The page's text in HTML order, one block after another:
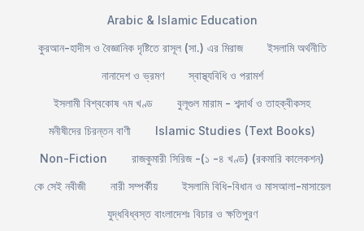
Arabic & Islamic Education
কুরআন-হাদীস ও বৈজ্ঞানিক দৃষ্টিতে রাসূল (সা.) এর মিরাজ
ইসলামি অর্থনীতি
নানাদেশ ও ভ্রমণ
স্বাস্থ্যবিধি ও পরামর্শ
ইসলামী বিশ্বকোষ ৭ম খণ্ড
বুলূগুল মারাম - শব্দার্থ ও তাহক্বীকসহ
মনীষীদের চিরন্তন বাণী
Islamic Studies (Text Books)
Non-Fiction
রাজকুমারী সিরিজ -(১ -৪ খণ্ড) (রকমারি কালেকশন)
কে সেই নবীজী
নারী সম্পর্কীয়
ইসলামি বিধি-বিধান ও মাসআলা-মাসায়েল
যুদ্ধবিধ্বস্ত বাংলাদেশঃ বিচার ও ক্ষতিপুরণ